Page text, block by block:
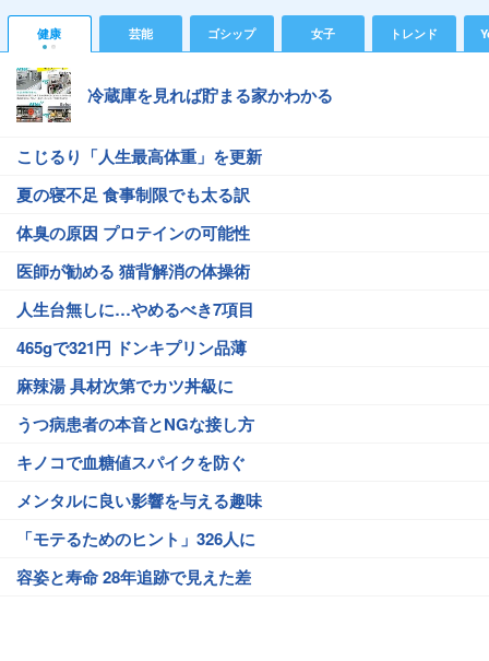
健康 芸能 ゴシップ 女子 トレンド
冷蔵庫を見れば貯まる家かわかる
こじるり「人生最高体重」を更新
夏の寝不足 食事制限でも太る訳
体臭の原因 プロテインの可能性
医師が勧める 猫背解消の体操術
人生台無しに…やめるべき7項目
465gで321円 ドンキプリン品薄
麻辣湯 具材次第でカツ丼級に
うつ病患者の本音とNGな接し方
キノコで血糖値スパイクを防ぐ
メンタルに良い影響を与える趣味
「モテるためのヒント」326人に
容姿と寿命 28年追跡で見えた差